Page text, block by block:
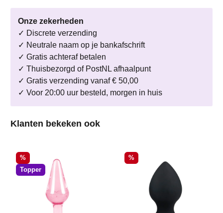
Onze zekerheden
✓ Discrete verzending
✓ Neutrale naam op je bankafschrift
✓ Gratis achteraf betalen
✓ Thuisbezorgd of PostNL afhaalpunt
✓ Gratis verzending vanaf € 50,00
✓ Voor 20:00 uur besteld, morgen in huis
Productgalerij overslaan
Klanten bekeken ook
Korting
%
Topper
Korting
%